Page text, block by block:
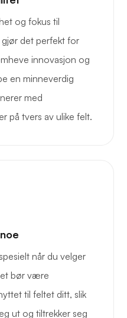
og fokus til
det perfekt for
innovasjon og
en minneverdig
med
på tvers av ulike felt.
når du velger
bør være
til feltet ditt, slik
ut og tiltrekker seg